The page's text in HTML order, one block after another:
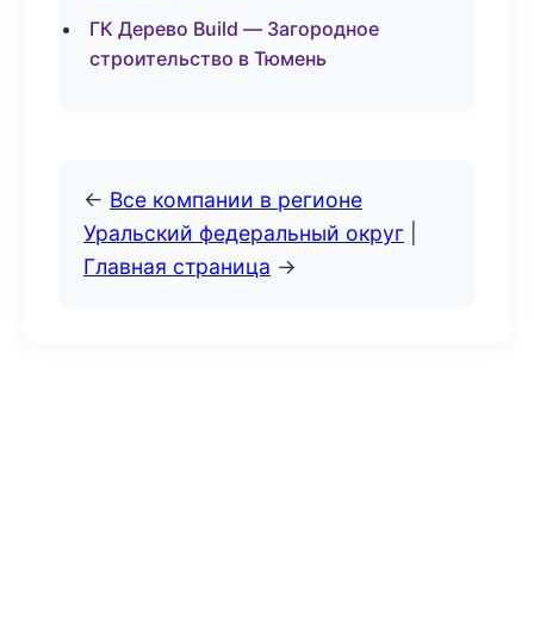
ГК Дерево Build — Загородное
строительство в Тюмень
← Все компании в регионе
Уральский федеральный округ
Главная страница →